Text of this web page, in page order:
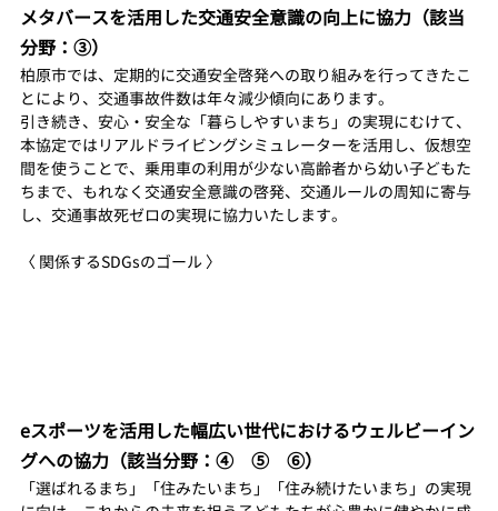
メタバースを活用した交通安全意識の向上に協力（該当
分野：③）
柏原市では、定期的に交通安全啓発への取り組みを行ってきたこ
とにより、交通事故件数は年々減少傾向にあります。
引き続き、安心・安全な「暮らしやすいまち」の実現にむけて、
本協定ではリアルドライビングシミュレーターを活用し、仮想空
間を使うことで、乗用車の利用が少ない高齢者から幼い子どもた
ちまで、もれなく交通安全意識の啓発、交通ルールの周知に寄与
し、交通事故死ゼロの実現に協力いたします。
〈 関係するSDGsのゴール 〉
eスポーツを活用した幅広い世代におけるウェルビーイン
グへの協力（該当分野：④　⑤　⑥）
「選ばれるまち」「住みたいまち」「住み続けたいまち」の実現